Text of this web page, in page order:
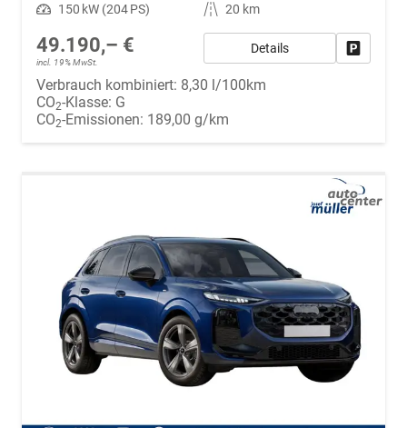
Leistung 150 kW (204 PS) Kilometerstand 20 km
49.190,– €
incl. 19% MwSt.
Details
Verbrauch kombiniert: 8,30 l/100km
CO2-Klasse: G
CO2-Emissionen: 189,00 g/km